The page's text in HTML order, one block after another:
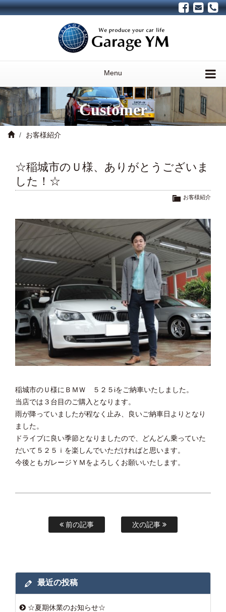
Menu
Customer
お客様紹介
☆稲城市のＵ様、ありがとうございま
した！☆
お客様紹介
稲城市のＵ様にＢＭＷ ５２５iをご納車いたしました。
当店では３台目のご購入となります。
雨が降っていましたが程なく止み、良いご納車日よりとなり
ました。
ドライブに良い季節となりましたので、どんどん乗っていた
だいて５２５ｉを楽しんでいただければと思います。
今後ともガレージＹＭをよろしくお願いいたします。
前の記事 次の記事
最近の投稿
☆夏期休業のお知らせ☆